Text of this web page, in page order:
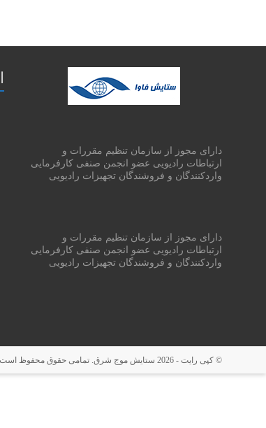
دارای مجوز از سازمان تنظیم مقررات و
ارتباطات رادیویی عضو انجمن صنفی کارفرمایی
واردکنندگان و فروشندگان تجهیزات رادیویی
دارای مجوز از سازمان تنظیم مقررات و
ارتباطات رادیویی عضو انجمن صنفی کارفرمایی
واردکنندگان و فروشندگان تجهیزات رادیویی
© کپی رایت - 2026 ستایش موج شرق . تمامی حقوق محفوظ است